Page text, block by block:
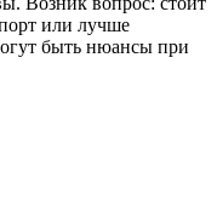
или лучше
быть нюансы при